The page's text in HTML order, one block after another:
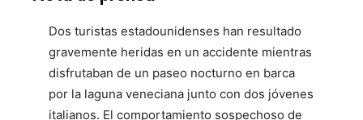
Dos turistas estadounidenses han resultado
gravemente heridas en un accidente mientras
disfrutaban de un paseo nocturno en barca
por la laguna veneciana junto con dos jóvenes
italianos. El comportamiento sospechoso de